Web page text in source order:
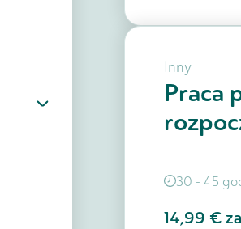
Inny
Praca
30 - 45
14,99 €